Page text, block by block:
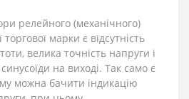
релейного (механічного)
марки є відсутність
велика точність напруги і
на виході. Так само є
можна бачити індикацію